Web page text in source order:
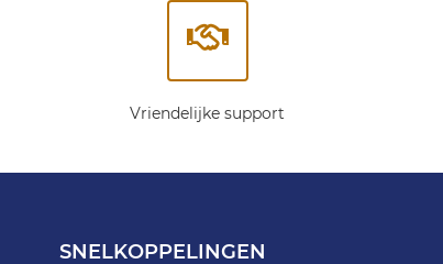
Vriendelijke support
SNELKOPPELINGEN